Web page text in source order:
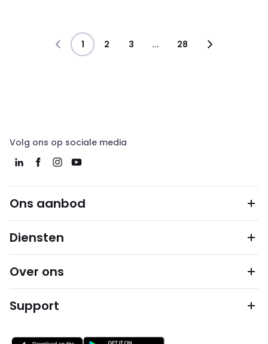
1 2 3 ... 28
Volg ons op sociale media
Ons aanbod
Diensten
Over ons
Support